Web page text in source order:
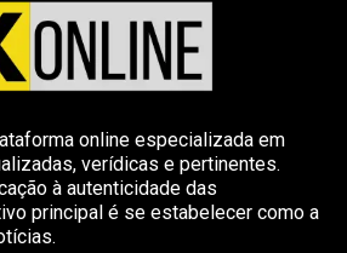
online especializada em
verídicas e pertinentes.
à autenticidade das
principal é se estabelecer como a